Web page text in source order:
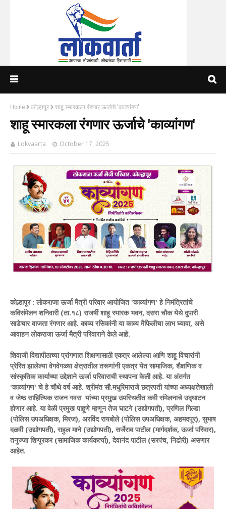
Home कोल्हापूर शाहू स्मारकला रंगणार ऊर्जाचे 'काव्यांगण'
शाहू स्मारकला रंगणार ऊर्जाचे 'काव्यांगण'
Lokvaarta October 17, 2025
कोल्हापूर : लोकराजा ऊर्जा मैत्री परिवार आयोजित 'काव्यांगण' हे निमंत्रितांचे
कविसंमेलन शनिवारी (ता.१८) राजर्षी शाहू स्मारक भवन, दसरा चौक येथे दुपारी
साडेचार वाजता रंगणार आहे. काव्य रसिकांनी या काव्य मैफिलीचा लाभ घ्यावा, असे
आवाहन लोकराजा ऊर्जा मैत्री परिवाराने केले आहे.
शिवाजी विद्यापीठाच्या प्रांगणात शिक्षणासाठी एकत्र आलेल्या आणि शाहू विचारांनी
प्रेरित झालेल्या वेगवेगळ्या क्षेत्रातील तरूणांनी एकत्र येत सामाजिक, शैक्षणिक व
सांस्कृतिक कार्याच्या उद्देशाने ऊर्जा परिवाराची स्थापना केली आहे. या अंतर्गत
'काव्यांगण' चे हे चौथे वर्ष आहे. श्रीमंत सौ.मधुरिमाराजे छत्रपती यांच्या अध्यक्षतेखाली
व जेष्ठ साहित्यिक राजन गवस यांच्या प्रमुख उपस्थितीत कवी संमेलनाचे उद्घाटन
होणार आहे. या वेळी प्रमुख पाहूणे म्हणून तेज घाटगे (उद्योगपती), प्रणिल गिल्डा
(पोलिस उपअधिक्षक, मिरज), अरविंद रायबोले (पोलिस उपअधिक्षक, अहमदपूर), सुभाष
दळवी (उद्योगपती), राहुल माने (उद्योगपती), सर्जेराव पाटील (मार्गदर्शक, ऊर्जा परिवार),
तनुज्जा शिप्पूरकर (सामाजिक कार्यकर्त्या), देवानंद पाटील (सरपंच, निढोरी) असणार
आहेत.